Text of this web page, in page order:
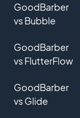
GoodBarber
vs Bubble
GoodBarber
vs FlutterFlow
GoodBarber
vs Glide